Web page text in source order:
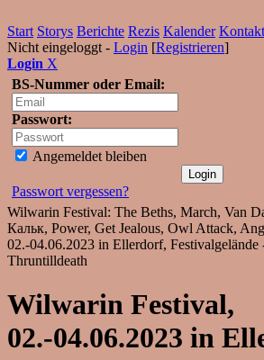
Start Storys Berichte Rezis Kalender Kontakt
Nicht eingeloggt - Login [Registrieren]
Login X
BS-Nummer oder Email:
Passwort:
Angemeldet bleiben
Passwort vergessen?
Wilwarin Festival: The Beths, March, Van
Кальк, Power, Get Jealous, Owl Attack,
02.-04.06.2023 in Ellerdorf, Festivalgelände
Thruntilldeath
Wilwarin Festival,
02.-04.06.2023 in